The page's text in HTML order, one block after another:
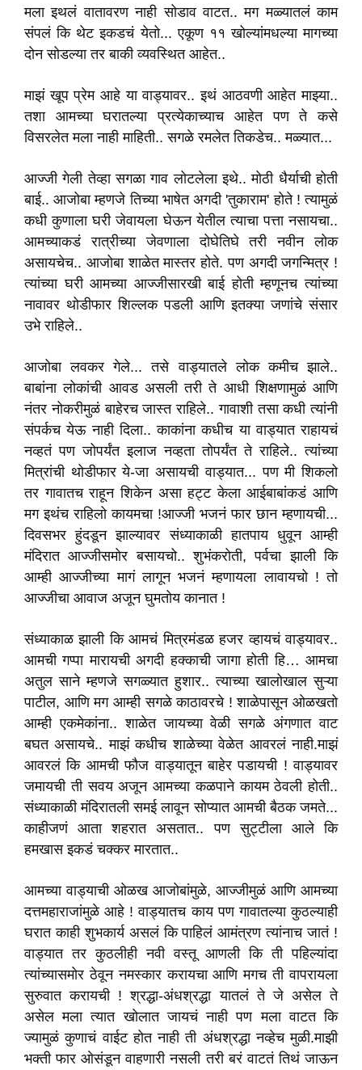
मला इथलं वातावरण नाही सोडाव वाटत.. मग मळ्यातलं काम
संपलं कि थेट इकडचं येतो... एकूण ११ खोल्यांमधल्या मागच्या
दोन सोडल्या तर बाकी व्यवस्थित आहेत..
माझं खूप प्रेम आहे या वाड्यावर.. इथं आठवणी आहेत माझ्या..
तशा आमच्या घरातल्या प्रत्येकाच्याच आहेत पण ते कसे
विसरलेत मला नाही माहिती.. सगळे रमलेत तिकडेच.. मळ्यात...
आज्जी गेली तेव्हा सगळा गाव लोटलेला इथे.. मोठी धैर्याची होती
बाई.. आजोबा म्हणजे तिच्या भाषेत अगदी 'तुकाराम' होते ! त्यामुळं
कधी कुणाला घरी जेवायला घेऊन येतील त्याचा पत्ता नसायचा..
आमच्याकडं रात्रीच्या जेवणाला दोघेतिघे तरी नवीन लोक
असायचेच.. आजोबा शाळेत मास्तर होते. पण अगदी जगन्मित्र !
त्यांच्या घरी आमच्या आज्जीसारखी बाई होती म्हणूनच त्यांच्या
नावावर थोडीफार शिल्लक पडली आणि इतक्या जणांचे संसार
उभे राहिले..
आजोबा लवकर गेले... तसे वाड्यातले लोक कमीच झाले..
बाबांना लोकांची आवड असली तरी ते आधी शिक्षणामुळं आणि
नंतर नोकरीमुळं बाहेरच जास्त राहिले.. गावाशी तसा कधी त्यांनी
संपर्कच येऊ नाही दिला.. काकांना कधीच या वाड्यात राहायचं
नव्हतं पण जोपर्यंत इलाज नव्हता तोपर्यंत ते राहिले.. त्यांच्या
मित्रांची थोडीफार ये-जा असायची वाड्यात... पण मी शिकलो
तर गावातच राहून शिकेन असा हट्ट केला आईबाबांकडं आणि
मग इथंच राहिलो कायमचा !आज्जी भजनं फार छान म्हणायची...
दिवसभर हुंदडून झाल्यावर संध्याकाळी हातपाय धुवून आम्ही
मंदिरात आज्जीसमोर बसायचो.. शुभंकरोती, पर्वचा झाली कि
आम्ही आज्जीच्या मागं लागून भजनं म्हणायला लावायचो ! तो
आज्जीचा आवाज अजून घुमतोय कानात !
संध्याकाळ झाली कि आमचं मित्रमंडळ हजर व्हायचं वाड्यावर..
आमची गप्पा मारायची अगदी हक्काची जागा होती हि… आमचा
अतुल साने म्हणजे सगळ्यात हुशार.. त्याच्या खालोखाल सुऱ्या
पाटील, आणि मग आम्ही सगळे काठावरचे ! शाळेपासून ओळखतो
आम्ही एकमेकांना.. शाळेत जायच्या वेळी सगळे अंगणात वाट
बघत असायचे.. माझं कधीच शाळेच्या वेळेत आवरलं नाही.माझं
आवरलं कि आमची फौज वाड्यातून बाहेर पडायची ! वाड्यावर
जमायची ती सवय अजून आमच्या कळपाने कायम ठेवली होती..
संध्याकाळी मंदिरातली समई लावून सोप्यात आमची बैठक जमते...
काहीजणं आता शहरात असतात.. पण सुट्टीला आले कि
हमखास इकडं चक्कर मारतात..
आमच्या वाड्याची ओळख आजोबांमुळे, आज्जीमुळं आणि आमच्या
दत्तमहाराजांमुळे आहे ! वाड्यातच काय पण गावातल्या कुठल्याही
घरात काही शुभकार्य असलं कि पाहिलं आमंत्रण त्यांनाच जातं !
वाड्यात तर कुठलीही नवी वस्तू आणली कि ती पहिल्यांदा
त्यांच्यासमोर ठेवून नमस्कार करायचा आणि मगच ती वापरायला
सुरुवात करायची ! श्रद्धा-अंधश्रद्धा यातलं ते जे असेल ते
असेल मला त्यात खोलात जायचं नाही पण मला वाटत कि
ज्यामुळं कुणाचं वाईट होत नाही ती अंधश्रद्धा नव्हेच मुळी.माझी
भक्ती फार ओसंडून वाहणारी नसली तरी बरं वाटतं तिथं जाऊन